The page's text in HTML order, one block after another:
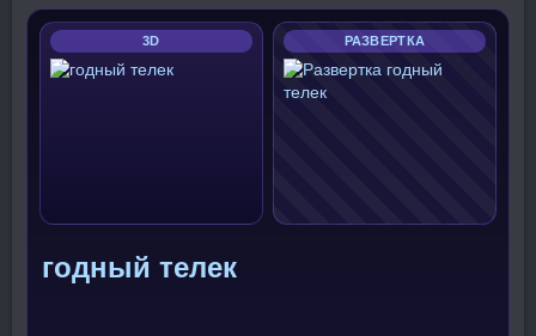
3D РАЗВЕРТКА
годный телек